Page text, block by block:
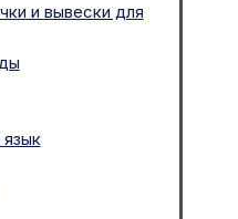
и вывески для
язык